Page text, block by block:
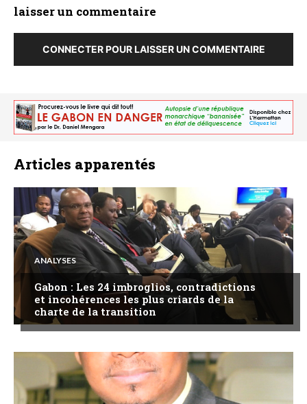
laisser un commentaire
CONNECTER POUR LAISSER UN COMMENTAIRE
Articles apparentés
ANALYSES
Gabon : Les 24 imbroglios, contradictions
et incohérences les plus criards de la
charte de la transition